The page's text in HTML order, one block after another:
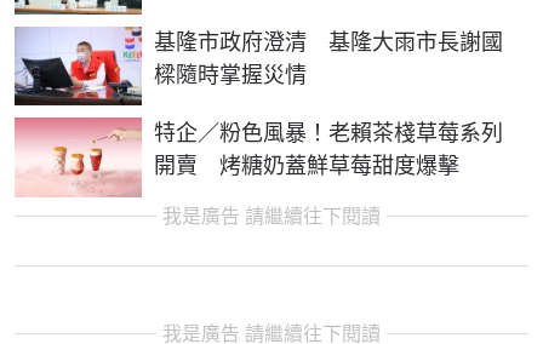
基隆市政府澄清 基隆大雨市長謝國
樑隨時掌握災情
特企／粉色風暴！老賴茶棧草莓系列
開賣 烤糖奶蓋鮮草莓甜度爆擊
我是廣告 請繼續往下閱讀
我是廣告 請繼續往下閱讀